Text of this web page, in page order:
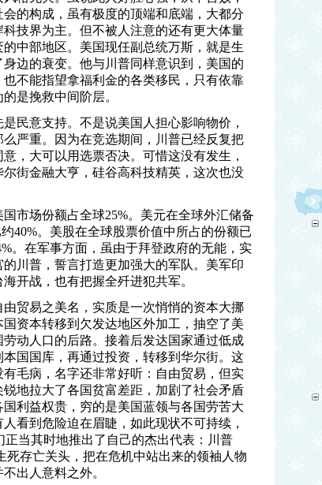
的构成，虽有极度的顶端和底端，大都分
技界为主。但不被人注意的还有更大体量
中部地区。美国现任副总统万斯，就是生
边的衰变。他与川普同样意识到，美国的
不能指望拿福利金的各类移民，只有依靠
是挽救中间阶层。
民意支持。不是说美国人担心影响物价，
严重。因为在竞选期间，川普已经反复把
，大可以用选票否决。可惜这没有发生，
街金融大亨，硅谷高科技精英，这次也没
市场份额占全球25%。美元在全球外汇储备
40%。美股在全球股票价值中所占的份额已
。在军事方面，虽由于拜登政府的无能，实
川普，誓言打造更加强大的军队。美军印
开战，也有把握全歼进犯共军。
贸易之美名，实质是一次悄悄的资本大挪
资本转移到欠发达地区外加工，抽空了美
动人口的后路。接着后发达国家通过低成
国国库，再通过投资，转移到华尔街。这
毛病，名字还非常好听：自由贸易，但实
地拉大了各国贫富差距，加剧了社会矛盾
利益权贵，穷的是美国蓝领与各国劳苦大
看到危险迫在眉睫，如此现状不可持续，
当其时地推出了自己的杰出代表：川普
死存亡关头，把在危机中站出来的领袖人物
出人意料之外。